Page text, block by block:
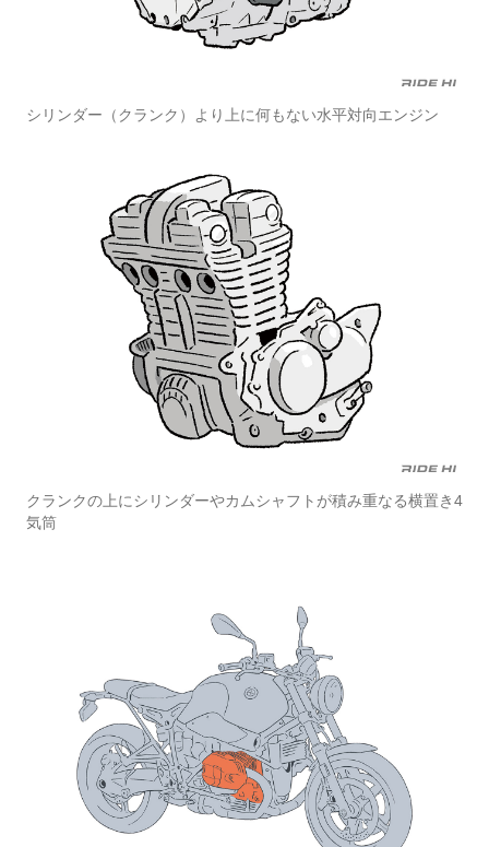
シリンダー（クランク）より上に何もない水平対向エンジン
クランクの上にシリンダーやカムシャフトが積み重なる横置き4
気筒